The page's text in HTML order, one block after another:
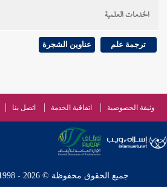
الخدمات العلمية
ترجمة علم عناوين الشجرة
وثيقة الخصوصية اتفاقية الخدمة اتصل بنا
جميع الحقوق محفوظة © 2026 - 1998 لشبكة إسلام ويب